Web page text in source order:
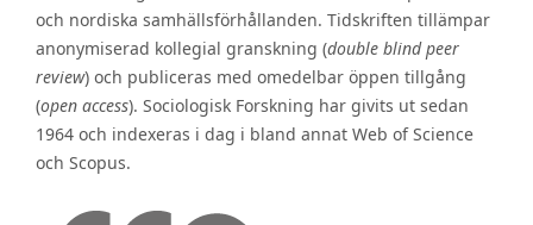
och nordiska samhällsförhållanden. Tidskriften tillämpar
anonymiserad kollegial granskning (double blind peer
review) och publiceras med omedelbar öppen tillgång
(open access). Sociologisk Forskning har givits ut sedan
1964 och indexeras i dag i bland annat Web of Science
och Scopus.